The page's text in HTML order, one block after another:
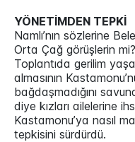
YÖNETİMDEN TEPKİ
Namlı’nın sözlerine
Orta Çağ görüşlerin
Toplantıda gerilim
almasının
bağdaşmadığını
diye kızları ailelerine
Kastamonu’ya nasıl
tepkisini sürdürdü.